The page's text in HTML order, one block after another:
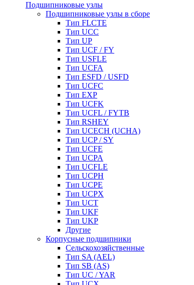
Подшипниковые узлы
Подшипниковые узлы в сборе
Тип FLCTE
Тип UCC
Тип UP
Тип UCF / FY
Тип USFLE
Тип UCFA
Тип ESFD / USFD
Тип UCFC
Тип EXP
Тип UCFK
Тип UCFL / FYTB
Тип RSHEY
Тип UCECH (UCHA)
Тип UCP / SY
Тип UCFE
Тип UCPA
Тип UCFLE
Тип UCPH
Тип UCPE
Тип UCPX
Тип UCT
Тип UKF
Тип UKP
Другие
Корпусные подшипники
Сельскохозяйственные
Тип SA (AEL)
Тип SB (AS)
Тип UC / YAR